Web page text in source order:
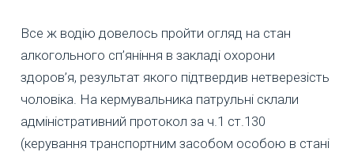
Все ж водію довелось пройти огляд на стан
алкогольного сп’яніння в закладі охорони
здоров’я, результат якого підтвердив нетверезість
чоловіка. На кермувальника патрульні склали
адміністративний протокол за ч.1 ст.130
(керування транспортним засобом особою в стані